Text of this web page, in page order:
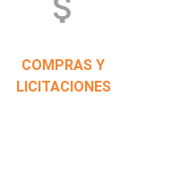
COMPRAS Y
LICITACIONES